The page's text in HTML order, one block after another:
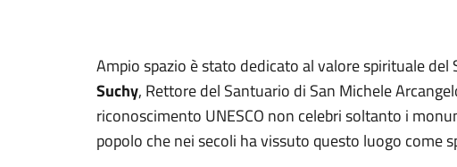
Ampio spazio è stato dedicato al valore spirituale del
Suchy, Rettore del Santuario di San Michele
riconoscimento UNESCO non celebri soltanto i
popolo che nei secoli ha vissuto questo luogo come